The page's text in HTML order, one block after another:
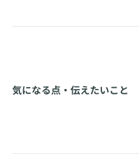
気になる点・伝えたいこと